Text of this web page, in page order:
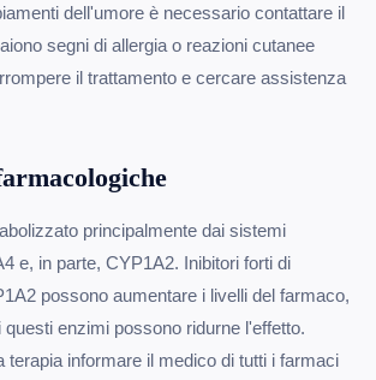
dell'umore è necessario contattare il
segni di allergia o reazioni cutanee
il trattamento e cercare assistenza
principalmente dai sistemi
e, in parte, CYP1A2. Inibitori forti di
possono aumentare i livelli del farmaco,
questi enzimi possono ridurne l'effetto.
terapia informare il medico di tutti i farmaci